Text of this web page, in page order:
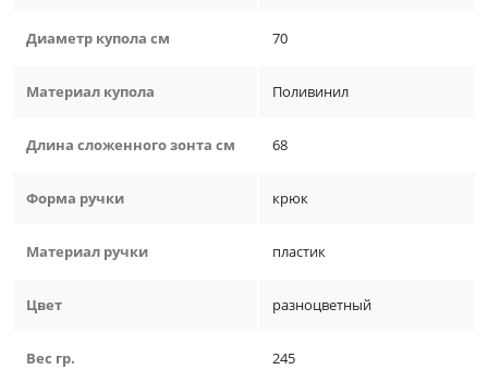
Диаметр купола см 70
Материал купола Поливинил
Длина сложенного зонта см 68
Форма ручки крюк
Материал ручки пластик
Цвет разноцветный
Вес гр. 245